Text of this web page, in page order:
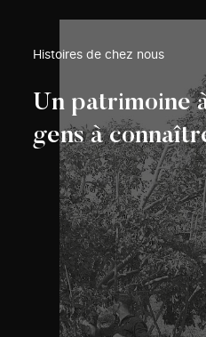
Histoires de chez nous
Un patrimoine
gens à